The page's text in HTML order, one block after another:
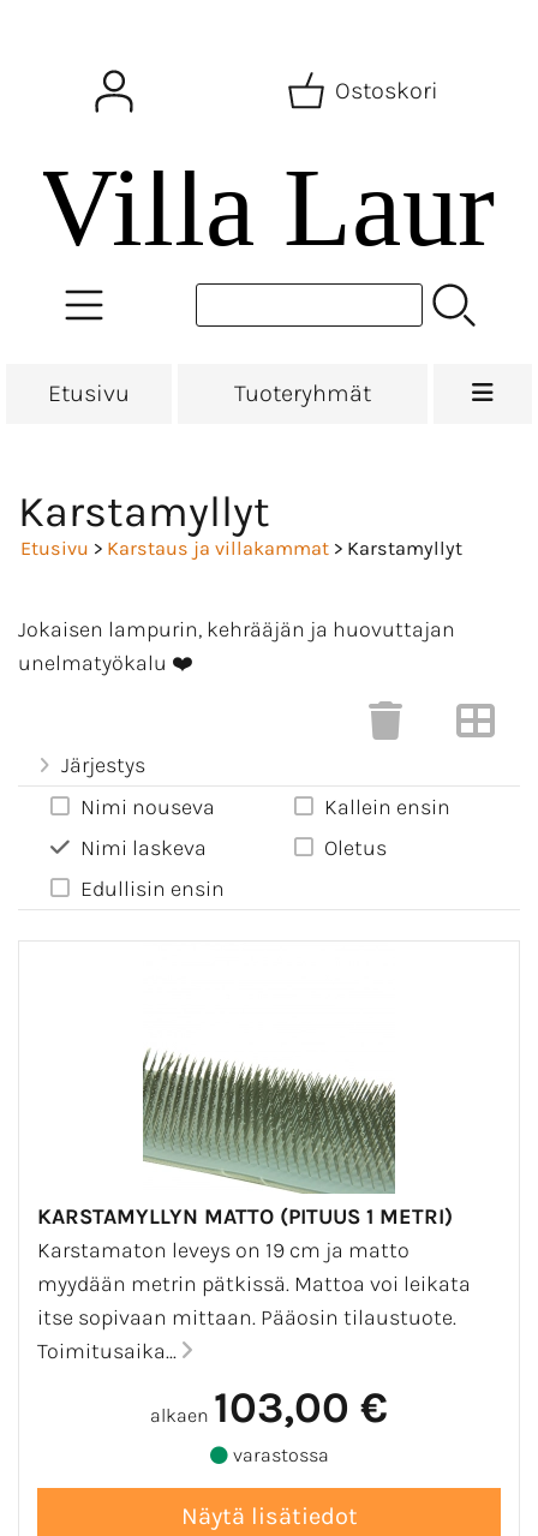
Ostoskori
Etusivu Tuoteryhmät
Karstamyllyt
Etusivu > Karstaus ja villakammat > Karstamyllyt
Jokaisen lampurin, kehrääjän ja huovuttajan
unelmatyökalu ❤️
Järjestys
Nimi nouseva
Nimi laskeva
Edullisin ensin
Kallein ensin
Oletus
KARSTAMYLLYN MATTO (PITUUS 1 METRI)
Karstamaton leveys on 19 cm ja matto
myydään metrin pätkissä. Mattoa voi leikata
itse sopivaan mittaan. Pääosin tilaustuote.
Toimitusaika...
alkaen 103,00 €
varastossa